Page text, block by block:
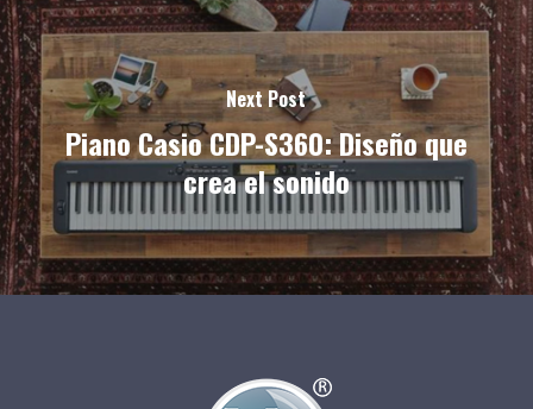
Next Post
Piano Casio CDP-S360: Diseño que
crea el sonido